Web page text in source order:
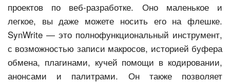
проектов по веб-разработке. Оно маленькое и
легкое, вы даже можете носить его на флешке.
SynWrite — это полнофункциональный инструмент,
с возможностью записи макросов, историей буфера
обмена, плагинами, кучей помощи в кодировании,
анонсами и палитрами. Он также позволяет